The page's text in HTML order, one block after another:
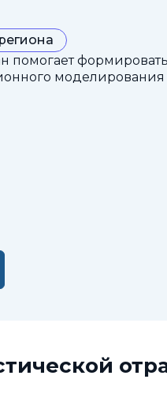
помогает
моделирования